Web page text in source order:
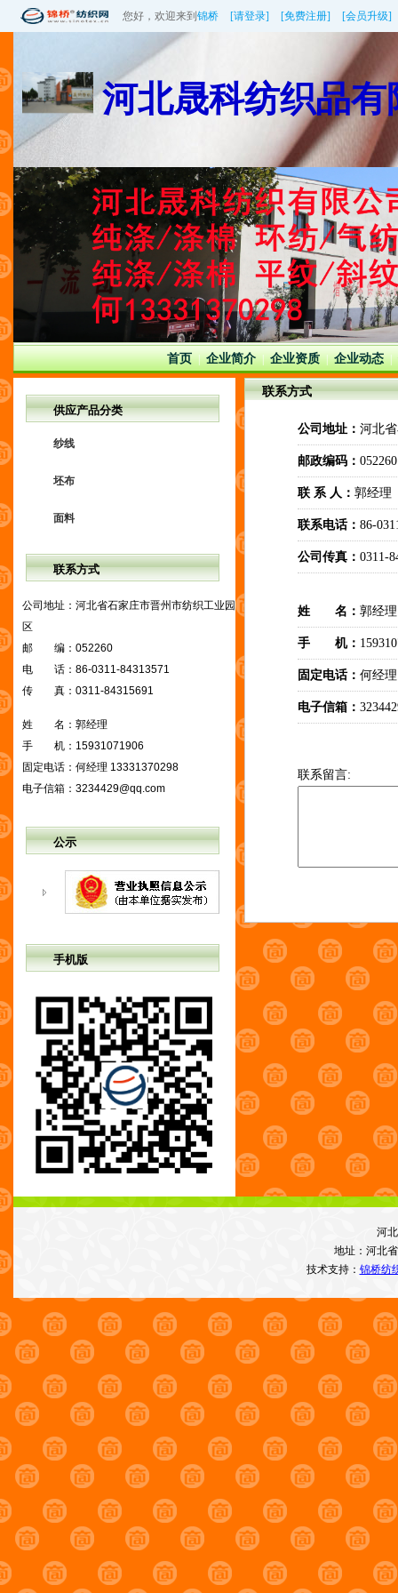
您好，欢迎来到 锦桥 [请登录] [免费注册] [会员升级]
河北晟科纺织品有
首页 | 企业简介 | 企业资质 | 企业动态 |
供应产品分类
纱线
坯布
面料
联系方式
公司地址： 河北省石家庄市晋州市纺织工业园
区
邮 编： 052260
电 话： 86-0311-84313571
传 真： 0311-84315691
姓 名： 郭经理
手 机： 15931071906
固定电话： 何经理 13331370298
电子信箱： 3234429@qq.com
公示
手机版
联系方式
公司地址： 河北
邮政编码： 052260
联 系 人： 郭经理
联系电话： 86-
公司传真： 0311-
姓 名： 郭经理
手 机：
固定电话： 何经理
电子信箱：
联系留言:
河
地址：河北
技术支持： 锦桥纺